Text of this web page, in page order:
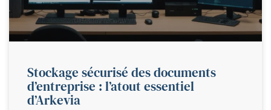
Stockage sécurisé des documents
d’entreprise : l’atout essentiel
d’Arkevia